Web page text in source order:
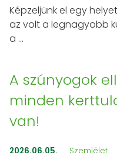
Képzeljünk el egy
az volt a legnagyobb
a …
A szúnyogok
minden
van!